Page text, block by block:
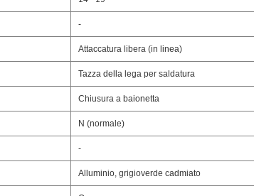
-
Attaccatura libera (in linea)
Tazza della lega per saldatura
Chiusura a baionetta
N (normale)
-
Alluminio, grigioverde cadmiato